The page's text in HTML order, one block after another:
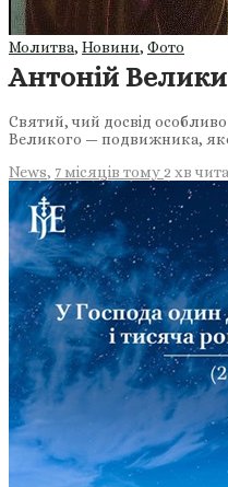
Молитва, Новини, Фото
Антоній
Святий, чий досвід
Великого — подвижника,
News, 7 місяців тому 2 хв